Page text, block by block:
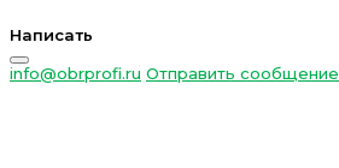
Написать
info@obrprofi.ru Отправить сообщение